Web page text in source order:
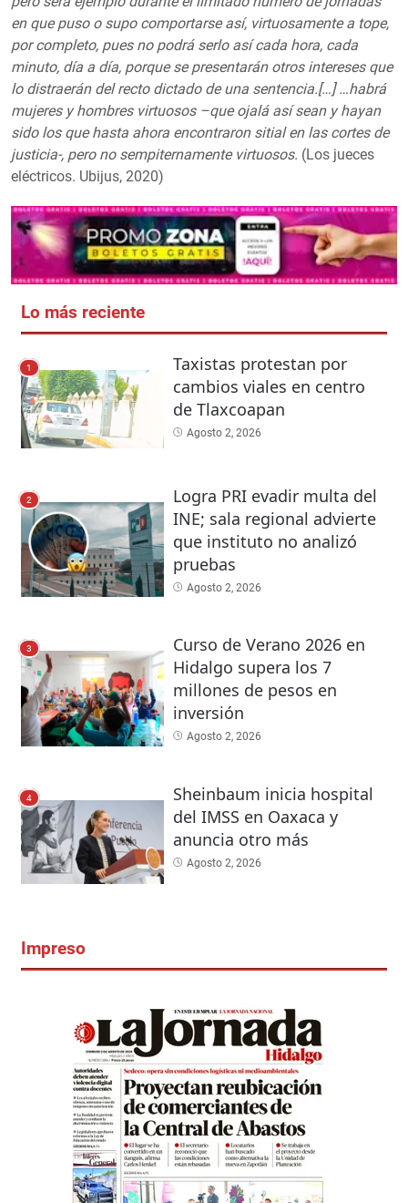
en que puso o supo comportarse así, virtuosamente a tope,
por completo, pues no podrá serlo así cada hora, cada
minuto, día a día, porque se presentarán otros intereses que
lo distraerán del recto dictado de una sentencia.[…] …habrá
mujeres y hombres virtuosos –que ojalá así sean y hayan
sido los que hasta ahora encontraron sitial en las cortes de
justicia-, pero no sempiternamente virtuosos. (Los jueces
eléctricos. Ubijus, 2020)
Lo más reciente
1
Taxistas protestan por
cambios viales en centro
de Tlaxcoapan
Agosto 2, 2026
2
Logra PRI evadir multa del
INE; sala regional advierte
que instituto no analizó
pruebas
Agosto 2, 2026
3
Curso de Verano 2026 en
Hidalgo supera los 7
millones de pesos en
inversión
Agosto 2, 2026
4
Sheinbaum inicia hospital
del IMSS en Oaxaca y
anuncia otro más
Agosto 2, 2026
Impreso